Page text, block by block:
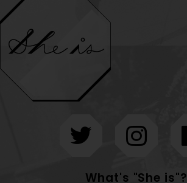
What's "She is"?